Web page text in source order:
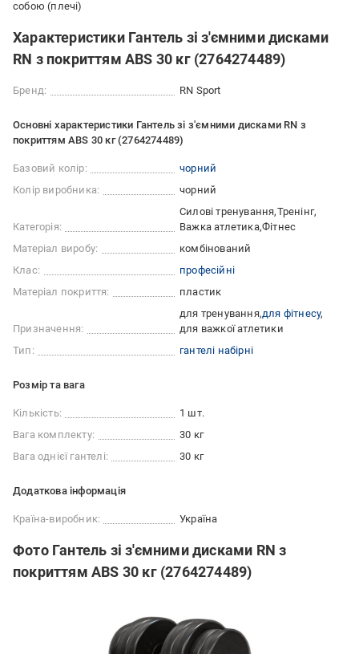
собою (плечі)
Характеристики Гантель зі з'ємними дисками
RN з покриттям ABS 30 кг (2764274489)
Бренд: RN Sport
Основні характеристики Гантель зі з'ємними дисками RN з
покриттям ABS 30 кг (2764274489)
Базовий колір:
чорний
Колір виробника:
чорний
Категорія:
Силові тренування Тренінг
Важка атлетика Фітнес
Матеріал виробу:
комбінований
Клас:
професійні
Матеріал покриття:
пластик
Призначення:
для тренування для фітнесу
для важкої атлетики
Тип:
гантелі набірні
Розмір та вага
Кількість:
1 шт.
Вага комплекту:
30 кг
Вага однієї гантелі:
30 кг
Додаткова інформація
Країна-виробник: Україна
Фото Гантель зі з'ємними дисками RN з
покриттям ABS 30 кг (2764274489)